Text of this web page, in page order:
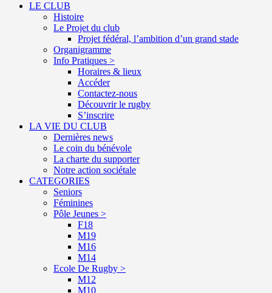
LE CLUB
Histoire
Le Projet du club
Projet fédéral, l’ambition d’un grand stade
Organigramme
Info Pratiques >
Horaires & lieux
Accéder
Contactez-nous
Découvrir le rugby
S’inscrire
LA VIE DU CLUB
Dernières news
Le coin du bénévole
La charte du supporter
Notre action sociétale
CATEGORIES
Seniors
Féminines
Pôle Jeunes >
F18
M19
M16
M14
Ecole De Rugby >
M12
M10